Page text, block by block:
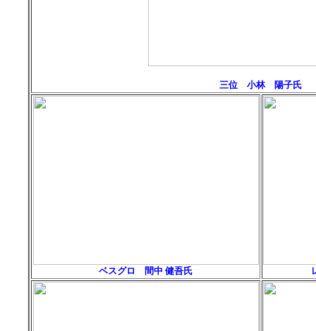
三位 小林 陽子氏
ベスグロ 間中 健吾氏